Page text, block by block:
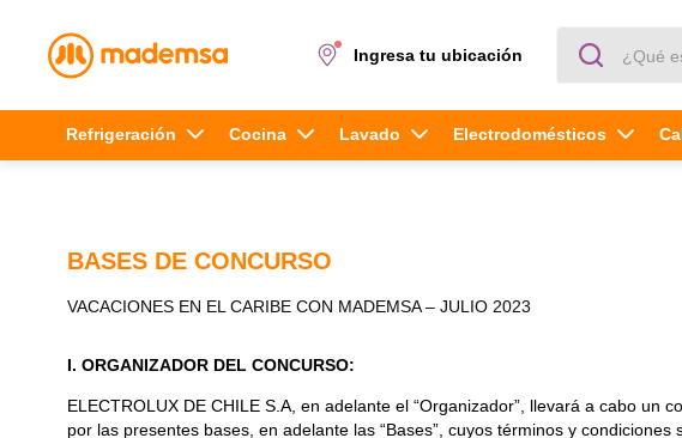
Ingresa tu ubicación
Términos más buscados
5 . cocina 5 platos
Refrigeración Cocina Lavado Electrodomésticos
BASES DE CONCURSO
VACACIONES EN EL CARIBE CON MADEMSA – JULIO 2023
I. ORGANIZADOR DEL CONCURSO:
ELECTROLUX DE CHILE S.A, en adelante el “Organizador”, llevará a cabo un
por las presentes bases, en adelante las “Bases”, cuyos términos y condiciones